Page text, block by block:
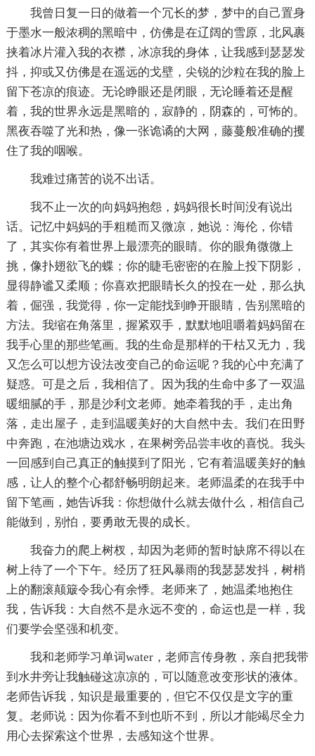
我曾日复一日的做着一个冗长的梦，梦中的自己置身
于墨水一般浓稠的黑暗中，仿佛是在辽阔的雪原，北风裹
挟着冰片灌入我的衣襟，冰凉我的身体，让我感到瑟瑟发
抖，抑或又仿佛是在遥远的戈壁，尖锐的沙粒在我的脸上
留下苍凉的痕迹。无论睁眼还是闭眼，无论睡着还是醒
着，我的世界永远是黑暗的，寂静的，阴森的，可怖的。
黑夜吞噬了光和热，像一张诡谲的大网，藤蔓般准确的攫
住了我的咽喉。
我难过痛苦的说不出话。
我不止一次的向妈妈抱怨，妈妈很长时间没有说出
话。记忆中妈妈的手粗糙而又微凉，她说：海伦，你错
了，其实你有着世界上最漂亮的眼睛。你的眼角微微上
挑，像扑翅欲飞的蝶；你的睫毛密密的在脸上投下阴影，
显得静谧又柔顺；你喜欢把眼睛长久的投在一处，那么执
着，倔强，我觉得，你一定能找到睁开眼睛，告别黑暗的
方法。我缩在角落里，握紧双手，默默地咀嚼着妈妈留在
我手心里的那些笔画。我的生命是那样的干枯又无力，我
又怎么可以想方设法改变自己的命运呢？我的心中充满了
疑惑。可是之后，我相信了。因为我的生命中多了一双温
暖细腻的手，那是沙利文老师。她牵着我的手，走出角
落，走出屋子，走到温暖美好的大自然中去。我们在田野
中奔跑，在池塘边戏水，在果树旁品尝丰收的喜悦。我头
一回感到自己真正的触摸到了阳光，它有着温暖美好的触
感，让人的整个心都舒畅明朗起来。老师温柔的在我手中
留下笔画，她告诉我：你想做什么就去做什么，相信自己
能做到，别怕，要勇敢无畏的成长。
我奋力的爬上树杈，却因为老师的暂时缺席不得以在
树上待了一个下午。经历了狂风暴雨的我瑟瑟发抖，树梢
上的翻滚颠簸令我心有余悸。老师来了，她温柔地抱住
我，告诉我：大自然不是永远不变的，命运也是一样，我
们要学会坚强和机变。
我和老师学习单词water，老师言传身教，亲自把我带
到水井旁让我触碰这凉凉的，可以随意改变形状的液体。
老师告诉我，知识是最重要的，但它不仅仅是文字的重
复。老师说：因为你看不到也听不到，所以才能竭尽全力
用心去探索这个世界，去感知这个世界。